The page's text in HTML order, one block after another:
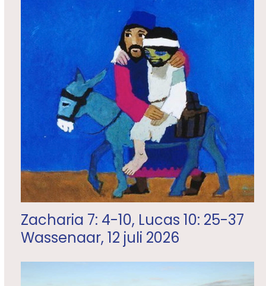
Zacharia 7: 4-10, Lucas 10: 25-37
Wassenaar, 12 juli 2026